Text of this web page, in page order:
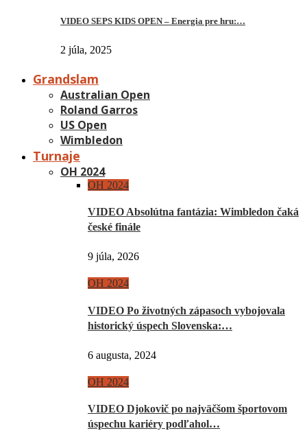
VIDEO SEPS KIDS OPEN – Energia pre hru:…
2 júla, 2025
Grandslam
Australian Open
Roland Garros
US Open
Wimbledon
Turnaje
OH 2024
OH 2024
VIDEO Absolútna fantázia: Wimbledon čaká
české finále
9 júla, 2026
OH 2024
VIDEO Po životných zápasoch vybojovala
historický úspech Slovenska:…
6 augusta, 2024
OH 2024
VIDEO Djokovič po najväčšom športovom
úspechu kariéry podľahol…